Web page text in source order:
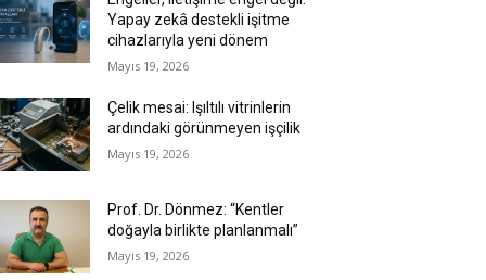
Yapay zekâ destekli işitme
cihazlarıyla yeni dönem
Mayıs 19, 2026
Çelik mesai: Işıltılı vitrinlerin
ardındaki görünmeyen işçilik
Mayıs 19, 2026
Prof. Dr. Dönmez: “Kentler
doğayla birlikte planlanmalı”
Mayıs 19, 2026